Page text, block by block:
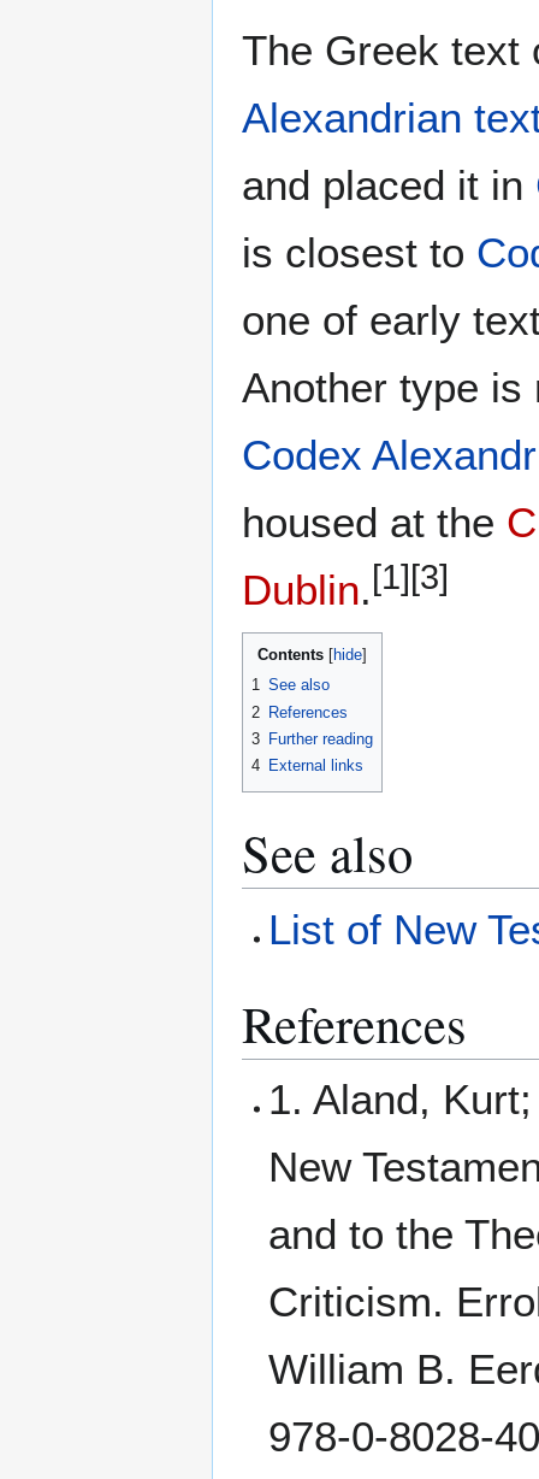
The Greek text
Alexandrian
and placed it in
is closest to
one of early
Another type
Codex
housed at the
Dublin. [1] [3]
Contents
1 See also
2 References
3 Further reading
4 External links
See also
List of New
References
1. Aland,
New
and to the
Criticism.
William B.
978-0-8028-